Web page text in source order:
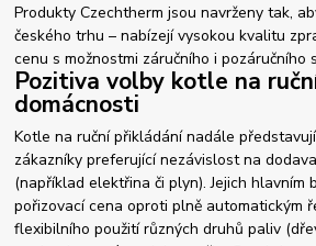
Produkty Czechtherm jsou navrženy tak,
českého trhu – nabízejí vysokou kvalitu
cenu s možnostmi záručního i pozáručního
Pozitiva volby kotle na
domácnosti
Kotle na ruční přikládání nadále
zákazníky preferující nezávislost na
(například elektřina či plyn). Jejich hlavním
pořizovací cena oproti plně automatickým
flexibilního použití různých druhů paliv